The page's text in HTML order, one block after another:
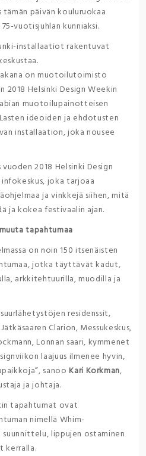
tämän päivän kouluruokaa
vuotisjuhlan kunniaksi.
installaatiot rakentuvat
on muotoilutoimisto
2018 Helsinki Design Weekin
muotoilupainotteisen
ideoiden ja ehdotusten
installaation, joka nousee
2018 Helsinki Design
joka tarjoaa
ja vinkkejä siihen, mitä
ja kokea festivaalin ajan.
tapahtumaa
on noin 150 itsenäisten
jotka täyttävät kadut,
arkkitehtuurilla, muodilla ja
residenssit,
Clarion, Messukeskus,
Lonnan saari, kymmenet
laajuus ilmenee hyvin,
sanooKari Korkman,
ja johtaja.
tapahtumat ovat
nimellä Whim-
lippujen ostaminen
kerralla.